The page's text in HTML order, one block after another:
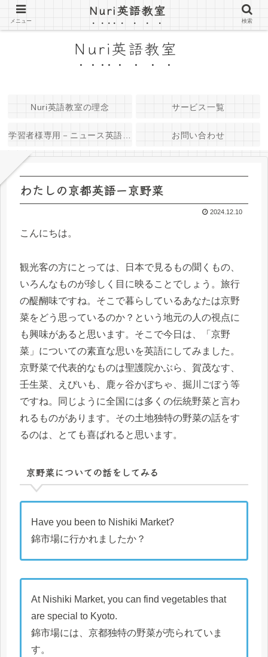
京都府長岡京市 大人のための小さな英語教室
Nuri英語教室
Nuri英語教室の理念 サービス一覧
学習者様専用－ニュース英語音
源
お問い合わせ
わたしの京都英語ー京野菜
2024.12.10
こんにちは。
観光客の方にとっては、日本で見るもの聞くもの、
いろんなものが珍しく目に映ることでしょう。旅行
の醍醐味ですね。そこで暮らしているあなたは京野
菜をどう思っているのか？という地元の人の視点に
も興味があると思います。そこで今日は、「京野
菜」についての素直な思いを英語にしてみました。
京野菜で代表的なものは聖護院かぶら、賀茂なす、
壬生菜、えびいも、鹿ヶ谷かぼちゃ、掘川ごぼう等
ですね。同じように全国には多くの伝統野菜と言わ
れるものがあります。その土地独特の野菜の話をす
るのは、とても喜ばれると思います。
京野菜についての話をしてみる
Have you been to Nishiki Market?
錦市場に行かれましたか？
At Nishiki Market, you can find vegetables that
are special to Kyoto.
錦市場には、京都独特の野菜が売られていま
す。
メニュー
Nuri英語教室
検索